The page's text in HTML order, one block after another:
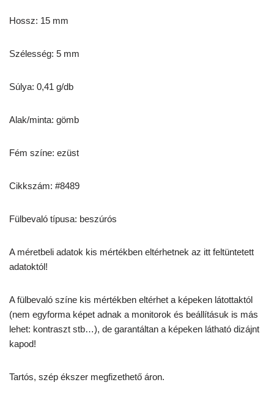
Hossz: 15 mm
Szélesség: 5 mm
Súlya: 0,41 g/db
Alak/minta: gömb
Fém színe: ezüst
Cikkszám: #8489
Fülbevaló típusa: beszúrós
A méretbeli adatok kis mértékben eltérhetnek az itt feltüntetett
adatoktól!
A fülbevaló színe kis mértékben eltérhet a képeken látottaktól
(nem egyforma képet adnak a monitorok és beállításuk is más
lehet: kontraszt stb…), de garantáltan a képeken látható dizájnt
kapod!
Tartós, szép ékszer megfizethető áron.